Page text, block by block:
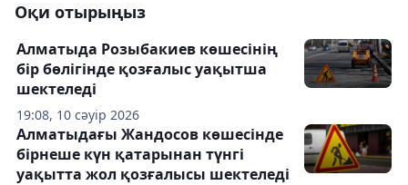
Оқи отырыңыз
19:08, 10 сәуір 2026
Алматыда Розыбакиев көшесінің
бір бөлігінде қозғалыс уақытша
шектеледі
Алматыдағы Жандосов көшесінде
бірнеше күн қатарынан түнгі
уақытта жол қозғалысы шектеледі